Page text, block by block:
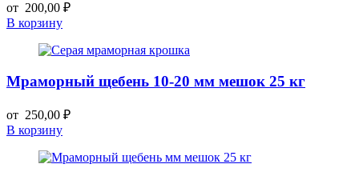
от 200,00 ₽
В корзину
Мраморный щебень 10-20 мм мешок 25 кг
от 250,00 ₽
В корзину